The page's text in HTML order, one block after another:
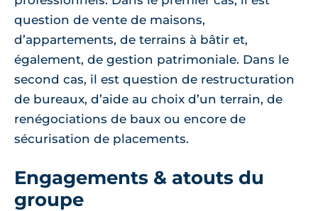
question de vente de maisons,
d’appartements, de terrains à bâtir et,
également, de gestion patrimoniale. Dans le
second cas, il est question de restructuration
de bureaux, d’aide au choix d’un terrain, de
renégociations de baux ou encore de
sécurisation de placements.
Engagements & atouts du
groupe